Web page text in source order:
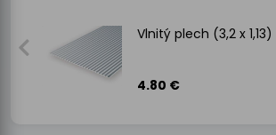
Vlnitý plech (3,2 x 1,13)
4.80 €